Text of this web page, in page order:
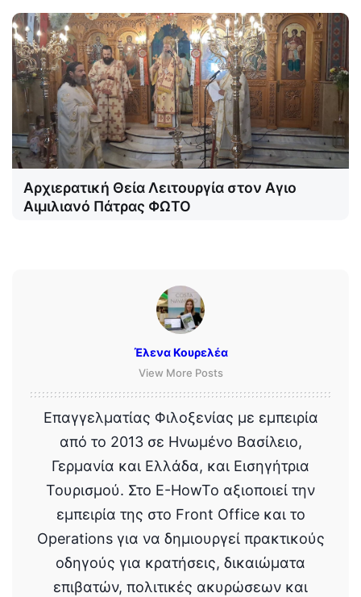
Αρχιερατική Θεία Λειτουργία στον Αγιο
Αιμιλιανό Πάτρας ΦΩΤΟ
Έλενα Κουρελέα
View More Posts
Επαγγελματίας Φιλοξενίας με εμπειρία
από το 2013 σε Ηνωμένο Βασίλειο,
Γερμανία και Ελλάδα, και Εισηγήτρια
Τουρισμού. Στο E-HowTo αξιοποιεί την
εμπειρία της στο Front Office και το
Operations για να δημιουργεί πρακτικούς
οδηγούς για κρατήσεις, δικαιώματα
επιβατών, πολιτικές ακυρώσεων και